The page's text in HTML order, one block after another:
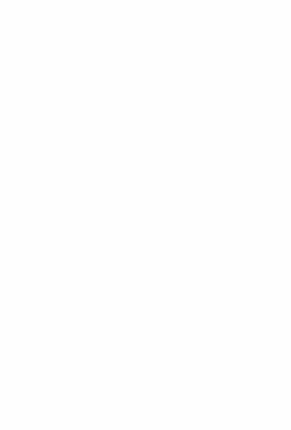
accolti presso il maestoso cancello di
di una tortuosa carpinata d’accesso al
calati nell’atmosfera di inizio Ottocento e, come
dimora: conoscerete i segreti delle facciate
al centro della corte, unico reperto superstite
fondamentali per i Carcano. Di questi, si
locali del “granaio”, con diretto accesso al
della dimora: la terrazza belvedere, uno